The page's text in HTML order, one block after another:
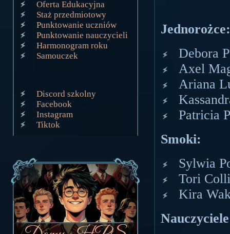
Oferta Edukacyjna
Staż przedmiotowy
Punktowanie uczniów
Punktowanie nauczycieli
Harmonogram roku
Samouczek
Discord szkolny
Facebook
Instagram
Tiktok
Jednorożce:
Debora
Axel
Ariana
Patricia
Smoki:
Sylwia
Tori
Kira